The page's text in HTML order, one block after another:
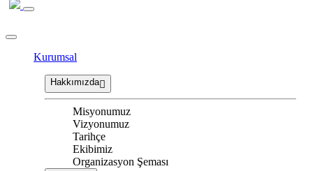
Kurumsal
Hakkımızda
Misyonumuz
Vizyonumuz
Tarihçe
Ekibimiz
Organizasyon Şeması